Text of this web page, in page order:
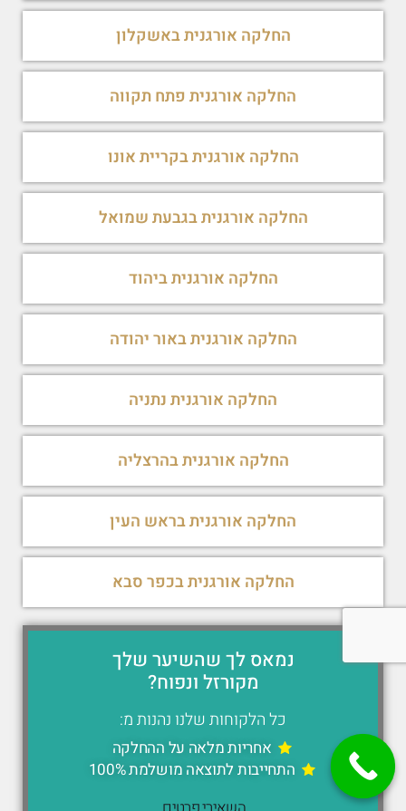
החלקה אורגנית באשקלון
החלקה אורגנית פתח תקווה
החלקה אורגנית בקריית אונו
החלקה אורגנית בגבעת שמואל
החלקה אורגנית ביהוד
החלקה אורגנית באור יהודה
החלקה אורגנית נתניה
החלקה אורגנית בהרצליה
החלקה אורגנית בראש העין
החלקה אורגנית בכפר סבא
נמאס לך שהשיער שלך
מקורזל ונפוח?
כל הלקוחות שלנו נהנות מ:
אחריות מלאה על ההחלקה
התחייבות לתוצאה מושלמת 100%